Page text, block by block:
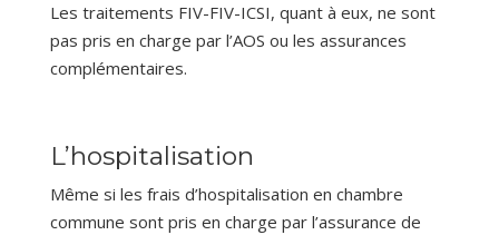
Les traitements FIV-FIV-ICSI, quant à eux, ne sont
pas pris en charge par l’AOS ou les assurances
complémentaires.
L’hospitalisation
Même si les frais d’hospitalisation en chambre
commune sont pris en charge par l’assurance de